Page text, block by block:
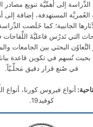
إلى أهمِّيَّة تنويع مصادر
العُمريَّة المستهدفة، إضافة
الجانبية؛ كما خَلَصت
التي تَدرُس فاعليَّةَ
البحثي بين الجامعات
بحيث تُسهم في تكوين قاعدة
في صُنع قرار دقيق مَحلِّـيّاً.
أنواع فيروس كورنا، أنواع
كوفيد19.